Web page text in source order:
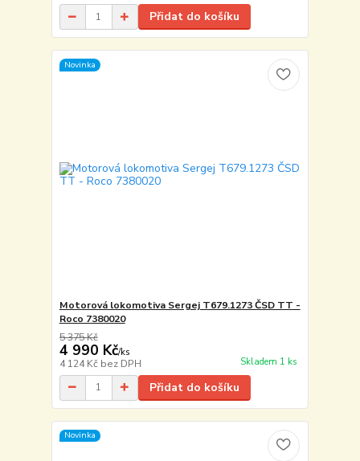
Přidat do košíku
Novinka
Motorová lokomotiva Sergej T679.1273 ČSD TT -
Roco 7380020
5 375 Kč
4 990 Kč/ks
4 124 Kč bez DPH Skladem 1 ks
Přidat do košíku
Novinka